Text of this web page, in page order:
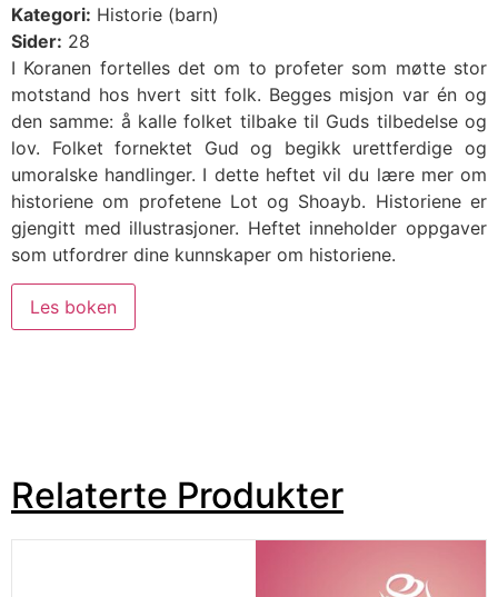
Kategori: Historie (barn)
Sider: 28
I Koranen fortelles det om to profeter som møtte stor
motstand hos hvert sitt folk. Begges misjon var én og
den samme: å kalle folket tilbake til Guds tilbedelse og
lov. Folket fornektet Gud og begikk urettferdige og
umoralske handlinger. I dette heftet vil du lære mer om
historiene om profetene Lot og Shoayb. Historiene er
gjengitt med illustrasjoner. Heftet inneholder oppgaver
som utfordrer dine kunnskaper om historiene.
Les boken
Relaterte Produkter